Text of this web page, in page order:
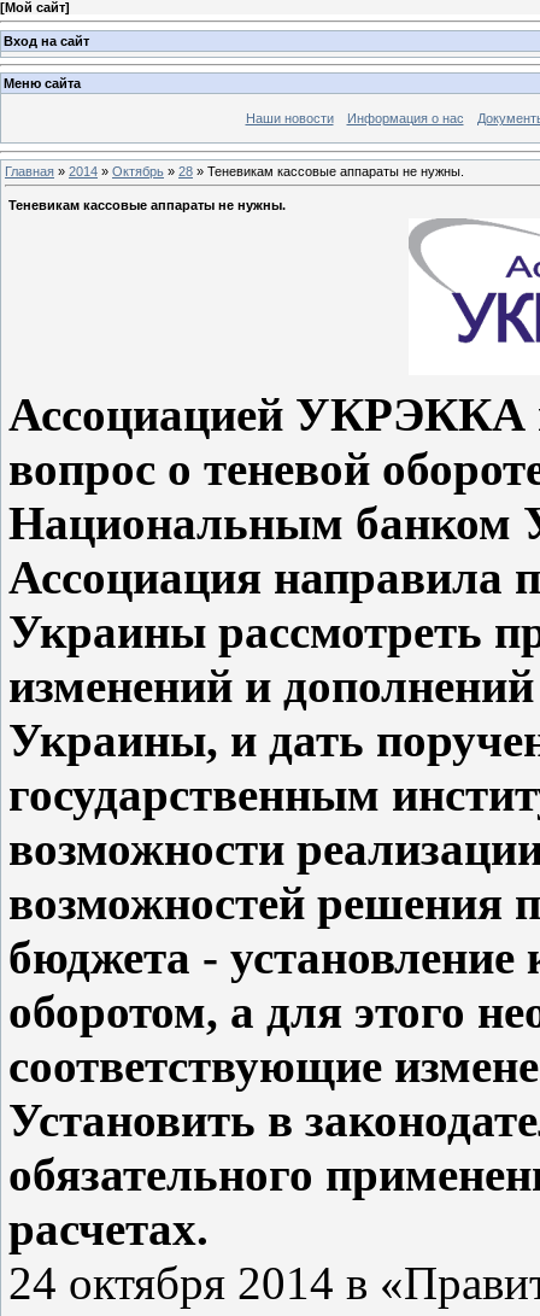
[Мой сайт]
Вход на сайт
Меню сайта
Наши новости Информация о нас
Главная » 2014 » Октябрь » 28 » Теневикам кассовые аппараты не нужны.
Теневикам кассовые аппараты не нужны.
Ассоциацией УКРЭККА
вопрос о теневой
Национальным банком
Ассоциация направила
Украины рассмотреть
изменений и
Украины, и дать
государственным
возможности
возможностей решения
бюджета -
оборотом, а для этого
соответствующие
Установить в
обязательного
расчетах.
24 октября 2014 в